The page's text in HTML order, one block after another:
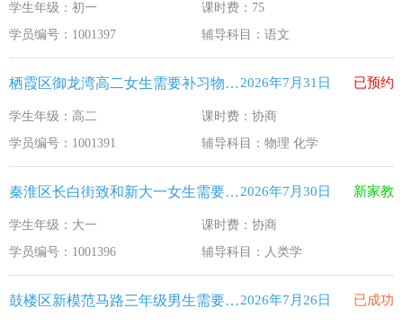
我市2026年春季学期学生资助申请开始
速看！新学期开学安全提示！
致全省中小学生家长的一封信 2026-2-3
教育部关于做好2026年普通高校招生工作的通知 [教学(
江苏33个！教育部最新认定2025年第一批义务教育优质均
2025年12月江苏教育考试月历 2025-12-1
学生年级：初一
课时费：75
学员编号：1001397
辅导科目：语文
栖霞区御龙湾高二女生需要补习物理 化学2026年7月31日 已预约
学生年级：高二
课时费：协商
学员编号：1001391
辅导科目：物理 化学
秦淮区长白街致和新大一女生需要补习人类学2026年7月30日 新家教
学生年级：大一
课时费：协商
学员编号：1001396
辅导科目：人类学
鼓楼区新模范马路三年级男生需要补习英语2026年7月26日 已成功